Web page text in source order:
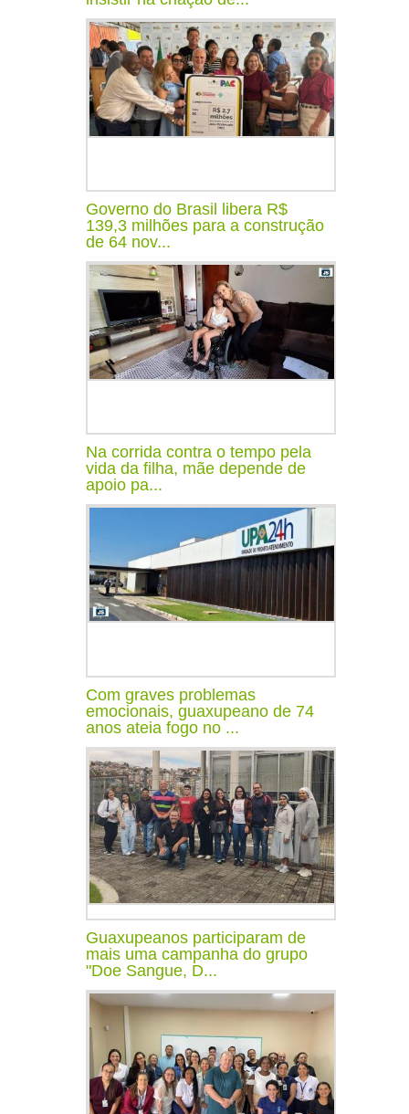
Governo do Brasil libera R$
139,3 milhões para a construção
de 64 nov...
Na corrida contra o tempo pela
vida da filha, mãe depende de
apoio pa...
Com graves problemas
emocionais, guaxupeano de 74
anos ateia fogo no ...
Guaxupeanos participaram de
mais uma campanha do grupo
"Doe Sangue, D...